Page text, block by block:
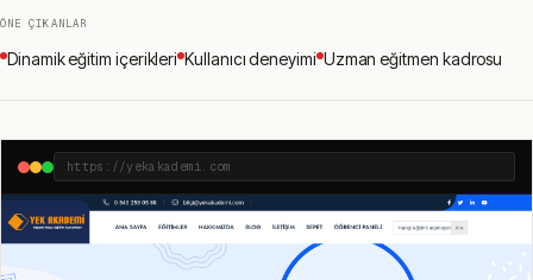
ÖNE ÇIKANLAR
Dinamik eğitim içerikleri Kullanıcı deneyimi Uzman eğitmen kadrosu
https://yekakademi.com